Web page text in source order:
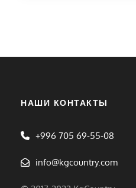
НАШИ КОНТАКТЫ
+996 705 69-55-08
info@kgcountry.com